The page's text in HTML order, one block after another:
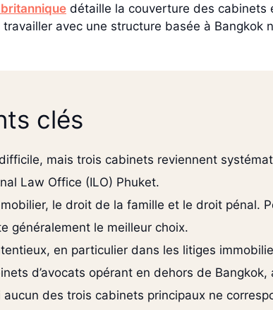
britannique détaille la couverture des cabinets
avec une structure basée à Bangkok
clés
mais trois cabinets reviennent
Law Office (ILO) Phuket.
le droit de la famille et le droit pénal.
généralement le meilleur choix.
en particulier dans les litiges
d’avocats opérant en dehors de Bangkok,
des trois cabinets principaux ne